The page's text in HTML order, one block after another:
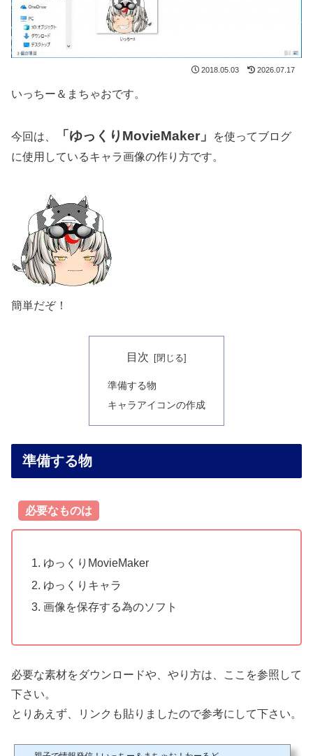
2018.05.03 2026.07.17
いっちー＆まちゃおです。
今回は、 「ゆっくりMovieMaker」
を使ってブログ
に使用しているキャラ画像の作り方です。
簡単だぞ！
目次
準備する物
キャラアイコンの作成
準備する物
必要なものは
ゆっくりMovieMaker
ゆっくりキャラ
画像を保存する為のソフト
必要な素材をダウンロードや、やり方は、ここを参照して
下さい。
とりあえず、リンクも貼りましたので参考にして下さい。